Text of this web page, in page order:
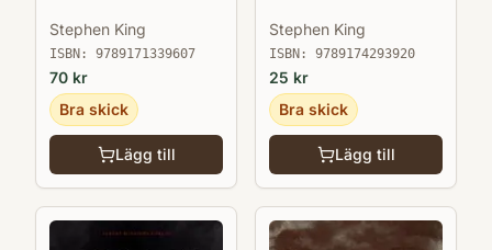
Stephen King
ISBN: 9789171339607
70 kr
Bra skick
Lägg till
Stephen King
ISBN: 9789174293920
25 kr
Bra skick
Lägg till